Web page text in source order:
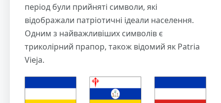
період були прийняті символи, які
відображали патріотичні ідеали населення.
Одним з найважливіших символів є
триколірний прапор, також відомий як Patria
Vieja.